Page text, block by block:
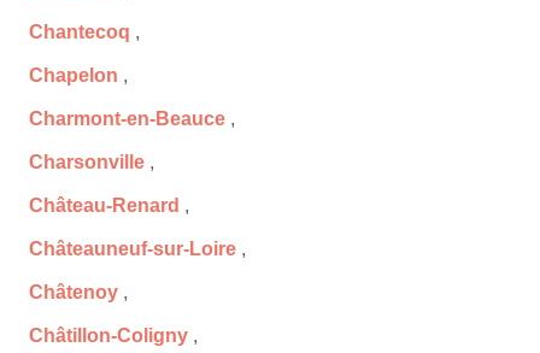
Chantecoq ,
Chapelon ,
Charmont-en-Beauce ,
Charsonville ,
Château-Renard ,
Châteauneuf-sur-Loire ,
Châtenoy ,
Châtillon-Coligny ,